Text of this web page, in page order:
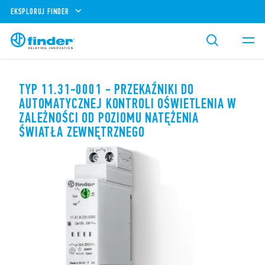
EKSPLORUJ FINDER
TYP 11.31-0001 - PRZEKAŹNIKI DO
AUTOMATYCZNEJ KONTROLI OŚWIETLENIA W
ZALEŻNOŚCI OD POZIOMU NATĘŻENIA
ŚWIATŁA ZEWNĘTRZNEGO